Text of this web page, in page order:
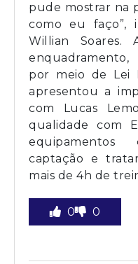
pude mostrar na
como eu faço”,
Willian Soares.
por meio de Lei
apresentou a
com Lucas
qualidade com
captação e
mais de 4h de
0 0